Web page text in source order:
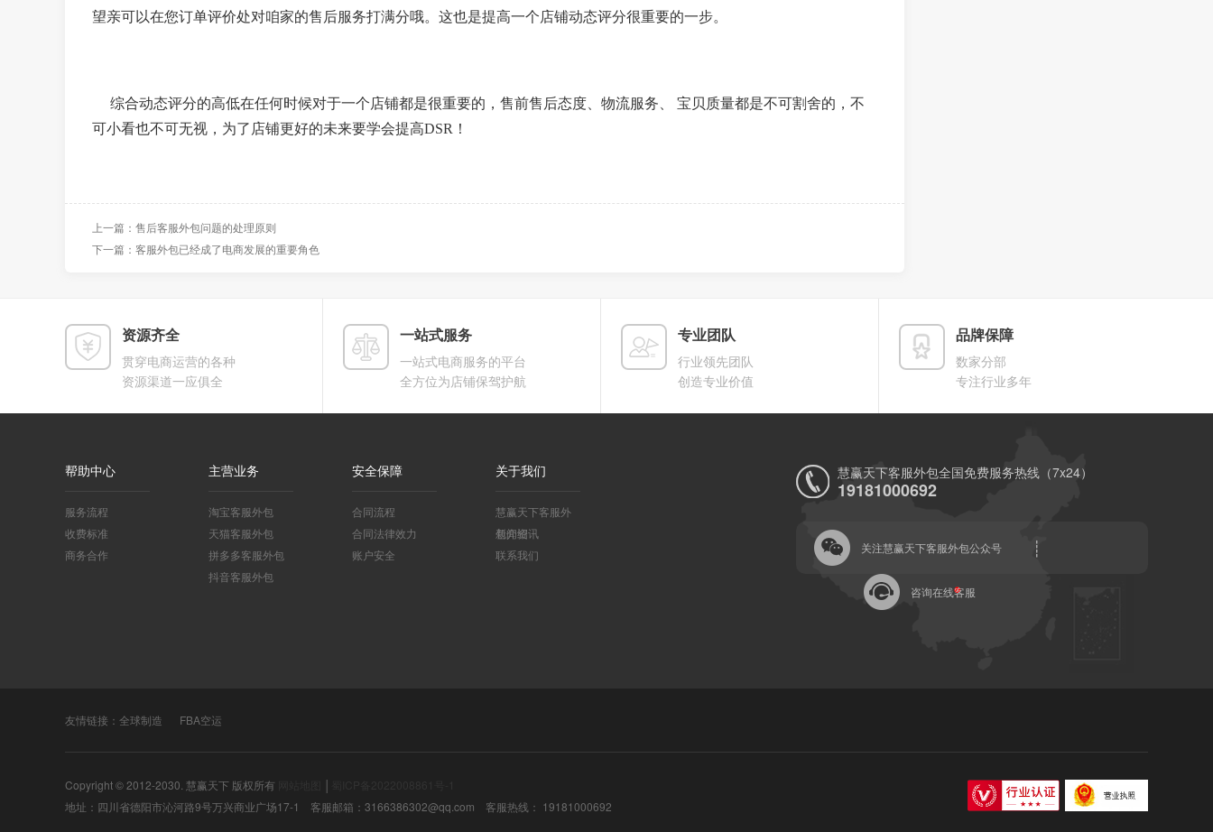
望亲可以在您订单评价处对咱家的售后服务打满分哦。这也是提高一个店铺动态评分很重要的一步。
综合动态评分的高低在任何时候对于一个店铺都是很重要的，售前售后态度、物流服务、 宝贝质量都是不可割舍的，不
可小看也不可无视，为了店铺更好的未来要学会提高DSR！
上一篇：售后客服外包问题的处理原则
下一篇：客服外包已经成了电商发展的重要角色
资源齐全
贯穿电商运营的各种
资源渠道一应俱全
一站式服务
一站式电商服务的平台
全方位为店铺保驾护航
专业团队
行业领先团队
创造专业价值
品牌保障
数家分部
专注行业多年
帮助中心
服务流程
收费标准
商务合作
主营业务
淘宝客服外包
天猫客服外包
拼多多客服外包
抖音客服外包
安全保障
合同流程
合同法律效力
账户安全
关于我们
慧赢天下客服外
包介绍
新闻资讯
联系我们
慧赢天下客服外包全国免费服务热线（7x24）
19181000692
关注慧赢天下客服外包公众号
咨询在线客服
友情链接： 全球制造 FBA空运
Copyright © 2012-2030. 慧赢天下 版权所有 │
地址：四川省德阳市沁河路9号万兴商业广场17-1 客服邮箱：3166386302@qq.com 客服热线： 19181000692